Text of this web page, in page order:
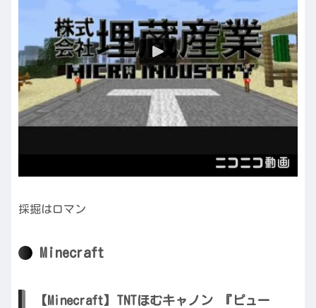
採掘はロマン
Minecraft
【Minecraft】TNTほむキャノン 『ピュー